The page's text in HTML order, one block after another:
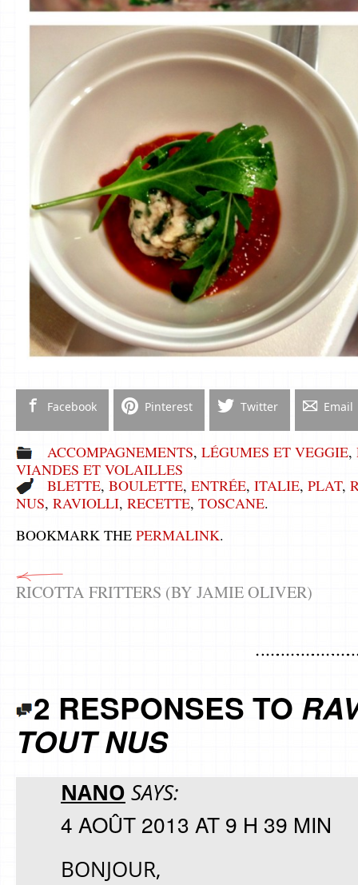
Facebook Pinterest Twitter Email
ACCOMPAGNEMENTS, LÉGUMES ET VEGGIE,
VIANDES ET VOLAILLES
BLETTE, BOULETTE, ENTRÉE, ITALIE, PLAT,
NUS, RAVIOLLI, RECETTE, TOSCANE.
BOOKMARK THE PERMALINK.
RICOTTA FRITTERS (BY JAMIE OLIVER)
2 RESPONSES TO
TOUT NUS
NANO SAYS:
4 AOÛT 2013 AT 9 H 39 MIN
BONJOUR,